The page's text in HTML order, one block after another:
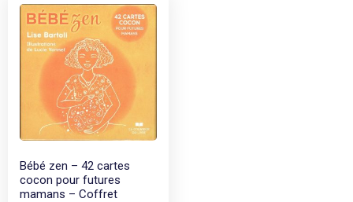
Bébé zen – 42 cartes
cocon pour futures
mamans – Coffret